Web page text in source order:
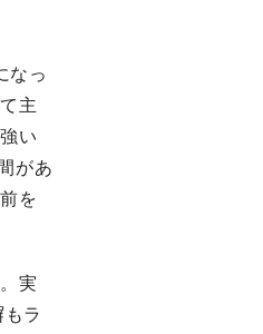
なっ
主
い
があ
を
実
ラ